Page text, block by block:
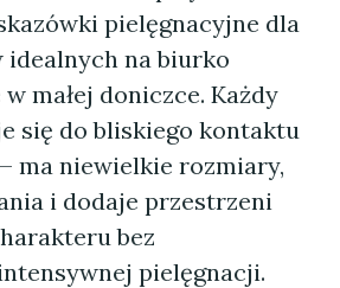
pielęgnacyjne dla
idealnych na biurko
małej doniczce. Każdy
się do bliskiego kontaktu
ma niewielkie rozmiary,
i dodaje przestrzeni
bez
pielęgnacji.